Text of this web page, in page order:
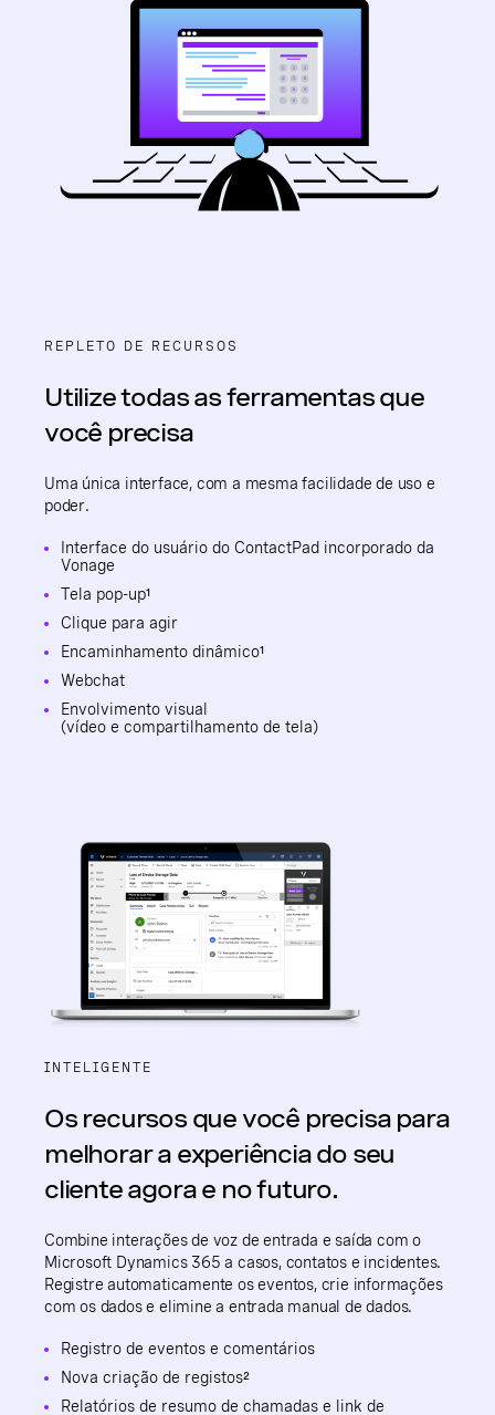
REPLETO DE RECURSOS
Utilize todas as ferramentas que
você precisa
Uma única interface, com a mesma facilidade de uso e
poder.
Interface do usuário do ContactPad incorporado da
Vonage
Tela pop-up¹
Clique para agir
Encaminhamento dinâmico¹
Webchat
Envolvimento visual
(vídeo e compartilhamento de tela)
INTELIGENTE
Os recursos que você precisa para
melhorar a experiência do seu
cliente agora e no futuro.
Combine interações de voz de entrada e saída com o
Microsoft Dynamics 365 a casos, contatos e incidentes.
Registre automaticamente os eventos, crie informações
com os dados e elimine a entrada manual de dados.
Registro de eventos e comentários
Nova criação de registos²
Relatórios de resumo de chamadas e link de